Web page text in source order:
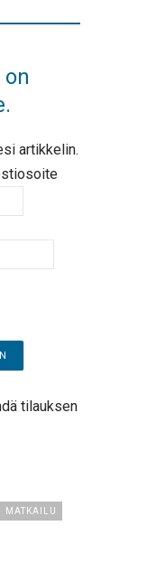
artikkelin.
tilauksen
MATKAILU